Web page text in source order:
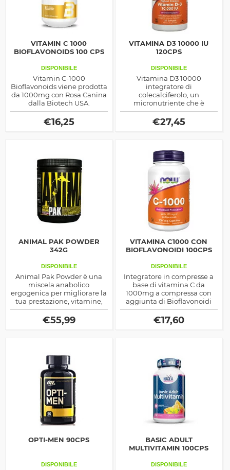
VITAMIN C 1000
BIOFLAVONOIDS 100 CPS
DISPONIBILE
Vitamin C-1000
Bioflavonoids viene prodotta
da 1000mg con Rosa Canina
dalla Biotech USA.
€16,25
VITAMINA D3 10000 IU
120CPS
DISPONIBILE
Vitamina D3 10000
integratore di
colecalciferolo, un
micronutriente che è
connesso con la forza, la
massa e la spinta endocrina
da testosterone, ideale
€27,45
ANIMAL PAK POWDER
342G
DISPONIBILE
Animal Pak Powder è una
miscela anabolico
ergogenica per migliorare la
tua prestazione, vitamine,
minerali, amminoacidi,
energetici e antiossidanti,
un prodotto veramente
€55,99
VITAMINA C1000 CON
BIOFLAVONOIDI 100CPS
DISPONIBILE
Integratore in compresse a
base di vitamina C da
1000mg a compressa con
aggiunta di Bioflavonoidi
naturali, ottimo
antiossidante prodotto dalla
Now Foods
€17,60
OPTI-MEN 90CPS
DISPONIBILE
BASIC ADULT
MULTIVITAMIN 100CPS
DISPONIBILE